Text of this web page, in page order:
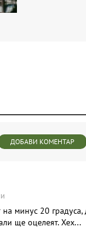
ДОБАВИ КОМЕНТАР
на минус 20
ще оцелеят. Хех...